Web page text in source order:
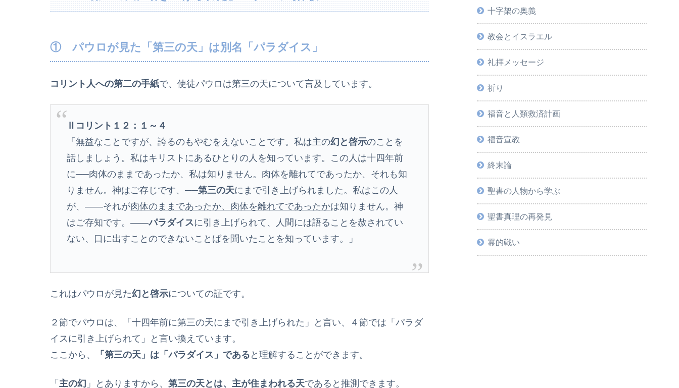
① パウロが見た「第三の天」は別名「パラダイス」
コリント人への第二の手紙で、使徒パウロは第三の天について言及しています。
Ⅱコリント１２：１～４
「無益なことですが、誇るのもやむをえないことです。私は主の幻と啓示のことを
話しましょう。私はキリストにあるひとりの人を知っています。この人は十四年前
に──肉体のままであったか、私は知りません。肉体を離れてであったか、それも知
りません。神はご存じです、──第三の天にまで引き上げられました。私はこの人
が、――それが肉体のままであったか、肉体を離れてであったかは知りません。神
はご存知です。――パラダイスに引き上げられて、人間には語ることを赦されてい
ない、口に出すことのできないことばを聞いたことを知っています。」
これはパウロが見た幻と啓示についての証です。
２節でパウロは、「十四年前に第三の天にまで引き上げられた」と言い、４節では「パラダ
イスに引き上げられて」と言い換えています。
ここから、
「第三の天」は「パラダイス」である と理解することができます。
「 主の幻 」とありますから、 第三の天とは、主が住まわれる天であると推測できます。
十字架の奥義
教会とイスラエル
礼拝メッセージ
祈り
福音と人類救済計画
福音宣教
終末論
聖書の人物から学ぶ
聖書真理の再発見
霊的戦い